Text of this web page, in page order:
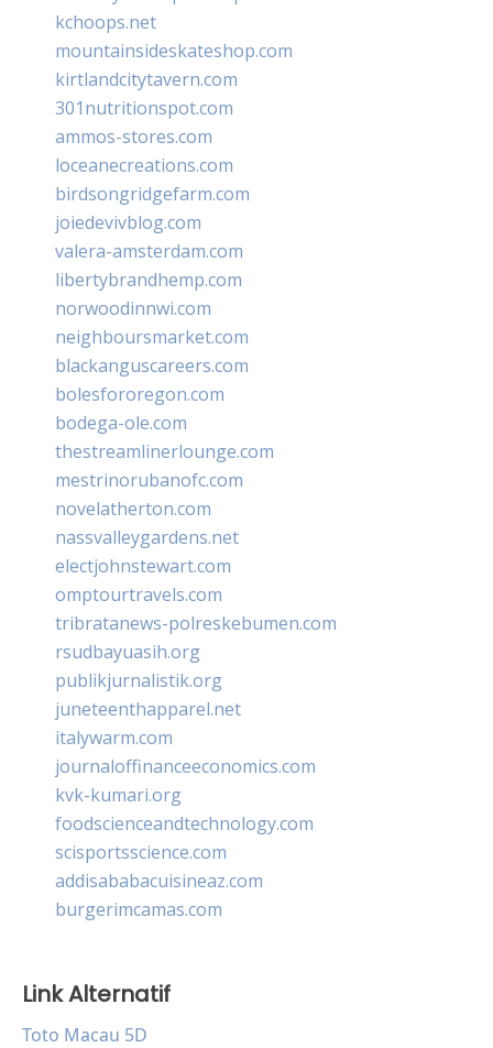
kchoops.net
mountainsideskateshop.com
kirtlandcitytavern.com
301nutritionspot.com
ammos-stores.com
loceanecreations.com
birdsongridgefarm.com
joiedevivblog.com
valera-amsterdam.com
libertybrandhemp.com
norwoodinnwi.com
neighboursmarket.com
blackanguscareers.com
bolesfororegon.com
bodega-ole.com
thestreamlinerlounge.com
mestrinorubanofc.com
novelatherton.com
nassvalleygardens.net
electjohnstewart.com
omptourtravels.com
tribratanews-polreskebumen.com
rsudbayuasih.org
publikjurnalistik.org
juneteenthapparel.net
italywarm.com
journaloffinanceeconomics.com
kvk-kumari.org
foodscienceandtechnology.com
scisportsscience.com
addisababacuisineaz.com
burgerimcamas.com
Link Alternatif
Toto Macau 5D